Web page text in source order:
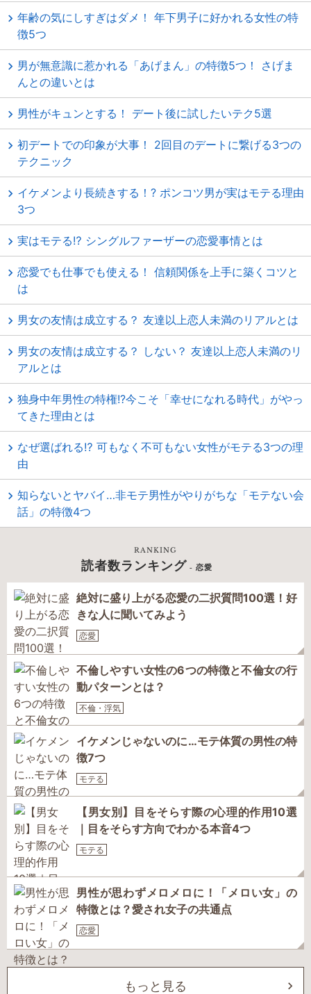
年齢の気にしすぎはダメ！ 年下男子に好かれる女性の特
徴5つ
男が無意識に惹かれる「あげまん」の特徴5つ！ さげま
んとの違いとは
男性がキュンとする！ デート後に試したいテク5選
初デートでの印象が大事！ 2回目のデートに繋げる3つの
テクニック
イケメンより長続きする！? ポンコツ男が実はモテる理由
3つ
実はモテる⁉ シングルファーザーの恋愛事情とは
恋愛でも仕事でも使える！ 信頼関係を上手に築くコツと
は
男女の友情は成立する？ 友達以上恋人未満のリアルとは
男女の友情は成立する？ しない？ 友達以上恋人未満のリ
アルとは
独身中年男性の特権!?今こそ「幸せになれる時代」がやっ
てきた理由とは
なぜ選ばれる⁉ 可もなく不可もない女性がモテる3つの理
由
知らないとヤバイ…非モテ男性がやりがちな「モテない会
話」の特徴4つ
RANKING
読者数ランキング - 恋愛
絶対に盛り上がる恋愛の二択質問100選！好
きな人に聞いてみよう
恋愛
不倫しやすい女性の6つの特徴と不倫女の行
動パターンとは？
不倫・浮気
イケメンじゃないのに…モテ体質の男性の特
徴7つ
モテる
【男女別】目をそらす際の心理的作用10選
｜目をそらす方向でわかる本音4つ
モテる
男性が思わずメロメロに！「メロい女」の
特徴とは？愛され女子の共通点
恋愛
もっと見る